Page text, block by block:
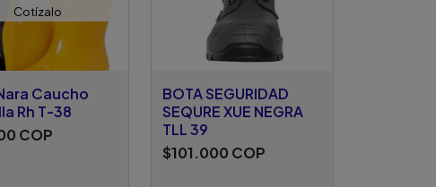
Cotízalo
Caucho
Rh T-38
COP
BOTA SEGURIDAD
SEQURE XUE NEGRA
TLL 39
$101.000 COP